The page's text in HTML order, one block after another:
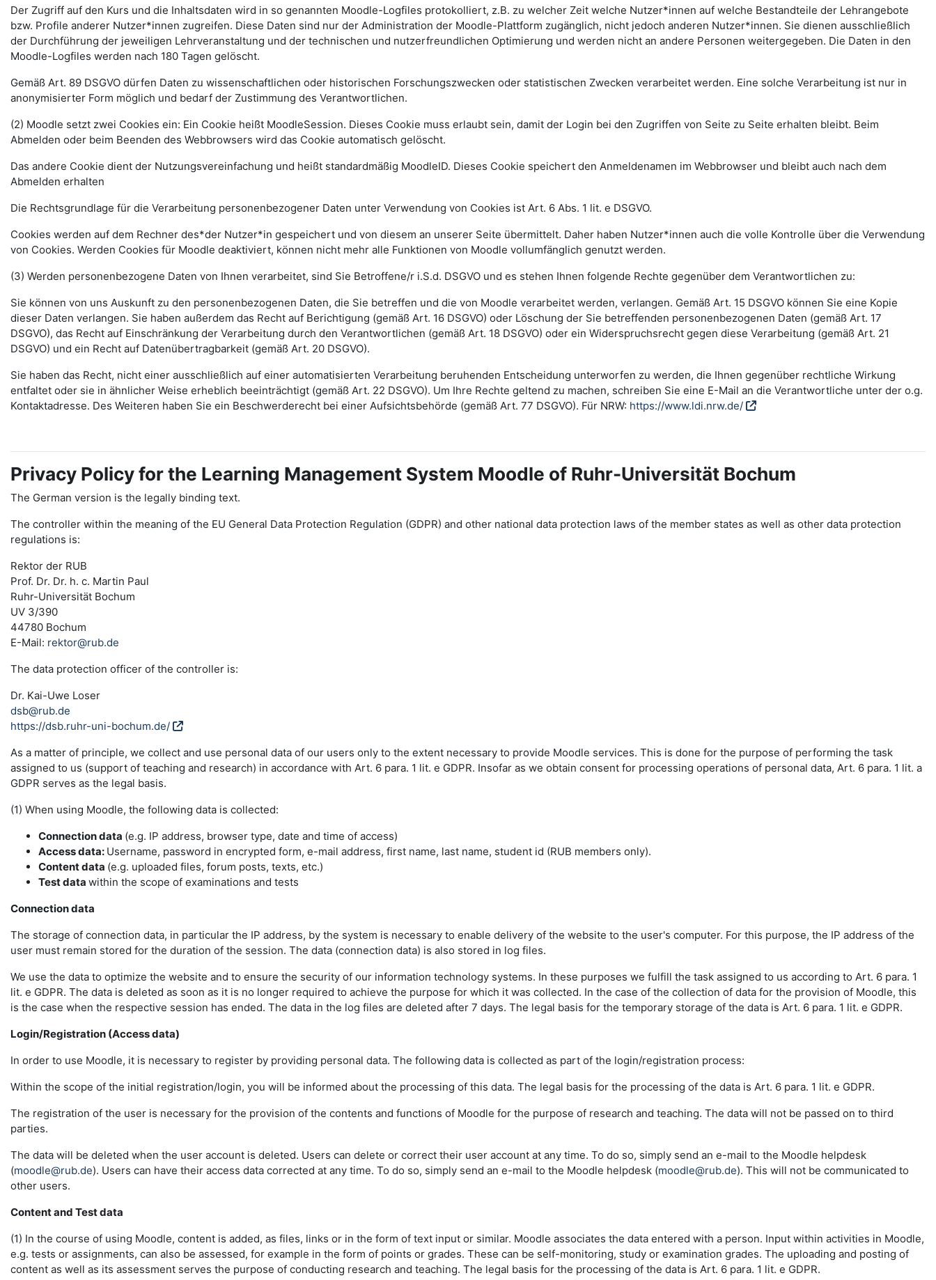
Der Zugriff auf den Kurs und die Inhaltsdaten wird in so genannten Moodle-Logfiles protokolliert, z.B. zu welcher Zeit welche Nutzer*innen auf welche Bestandteile der Lehrangebote
bzw. Profile anderer Nutzer*innen zugreifen. Diese Daten sind nur der Administration der Moodle-Plattform zugänglich, nicht jedoch anderen Nutzer*innen. Sie dienen ausschließlich
der Durchführung der jeweiligen Lehrveranstaltung und der technischen und nutzerfreundlichen Optimierung und werden nicht an andere Personen weitergegeben. Die Daten in den
Moodle-Logfiles werden nach 180 Tagen gelöscht.
Gemäß Art. 89 DSGVO dürfen Daten zu wissenschaftlichen oder historischen Forschungszwecken oder statistischen Zwecken verarbeitet werden. Eine solche Verarbeitung ist nur in
anonymisierter Form möglich und bedarf der Zustimmung des Verantwortlichen.
(2) Moodle setzt zwei Cookies ein: Ein Cookie heißt MoodleSession. Dieses Cookie muss erlaubt sein, damit der Login bei den Zugriffen von Seite zu Seite erhalten bleibt. Beim
Abmelden oder beim Beenden des Webbrowsers wird das Cookie automatisch gelöscht.
Das andere Cookie dient der Nutzungsvereinfachung und heißt standardmäßig MoodleID. Dieses Cookie speichert den Anmeldenamen im Webbrowser und bleibt auch nach dem
Abmelden erhalten
Die Rechtsgrundlage für die Verarbeitung personenbezogener Daten unter Verwendung von Cookies ist Art. 6 Abs. 1 lit. e DSGVO.
Cookies werden auf dem Rechner des*der Nutzer*in gespeichert und von diesem an unserer Seite übermittelt. Daher haben Nutzer*innen auch die volle Kontrolle über die Verwendung
von Cookies. Werden Cookies für Moodle deaktiviert, können nicht mehr alle Funktionen von Moodle vollumfänglich genutzt werden.
(3) Werden personenbezogene Daten von Ihnen verarbeitet, sind Sie Betroffene/r i.S.d. DSGVO und es stehen Ihnen folgende Rechte gegenüber dem Verantwortlichen zu:
Sie können von uns Auskunft zu den personenbezogenen Daten, die Sie betreffen und die von Moodle verarbeitet werden, verlangen. Gemäß Art. 15 DSGVO können Sie eine Kopie
dieser Daten verlangen. Sie haben außerdem das Recht auf Berichtigung (gemäß Art. 16 DSGVO) oder Löschung der Sie betreffenden personenbezogenen Daten (gemäß Art. 17
DSGVO), das Recht auf Einschränkung der Verarbeitung durch den Verantwortlichen (gemäß Art. 18 DSGVO) oder ein Widerspruchsrecht gegen diese Verarbeitung (gemäß Art. 21
DSGVO) und ein Recht auf Datenübertragbarkeit (gemäß Art. 20 DSGVO).
Sie haben das Recht, nicht einer ausschließlich auf einer automatisierten Verarbeitung beruhenden Entscheidung unterworfen zu werden, die Ihnen gegenüber rechtliche Wirkung
entfaltet oder sie in ähnlicher Weise erheblich beeinträchtigt (gemäß Art. 22 DSGVO). Um Ihre Rechte geltend zu machen, schreiben Sie eine E-Mail an die Verantwortliche unter der o.g.
Kontaktadresse. Des Weiteren haben Sie ein Beschwerderecht bei einer Aufsichtsbehörde (gemäß Art. 77 DSGVO). Für NRW: https://www.ldi.nrw.de/
Privacy Policy for the Learning Management System Moodle of Ruhr-Universität Bochum
The German version is the legally binding text.
The controller within the meaning of the EU General Data Protection Regulation (GDPR) and other national data protection laws of the member states as well as other data protection
regulations is:
Rektor der RUB
Prof. Dr. Dr. h. c. Martin Paul
Ruhr-Universität Bochum
UV 3/390
44780 Bochum
E-Mail: rektor@rub.de
The data protection officer of the controller is:
Dr. Kai-Uwe Loser
dsb@rub.de
https://dsb.ruhr-uni-bochum.de/
As a matter of principle, we collect and use personal data of our users only to the extent necessary to provide Moodle services. This is done for the purpose of performing the task
assigned to us (support of teaching and research) in accordance with Art. 6 para. 1 lit. e GDPR. Insofar as we obtain consent for processing operations of personal data, Art. 6 para. 1 lit. a
GDPR serves as the legal basis.
(1) When using Moodle, the following data is collected:
Connection data (e.g. IP address, browser type, date and time of access)
Access data: Username, password in encrypted form, e-mail address, first name, last name, student id (RUB members only).
Content data (e.g. uploaded files, forum posts, texts, etc.)
Test data within the scope of examinations and tests
Connection data
The storage of connection data, in particular the IP address, by the system is necessary to enable delivery of the website to the user's computer. For this purpose, the IP address of the
user must remain stored for the duration of the session. The data (connection data) is also stored in log files.
We use the data to optimize the website and to ensure the security of our information technology systems. In these purposes we fulfill the task assigned to us according to Art. 6 para. 1
lit. e GDPR. The data is deleted as soon as it is no longer required to achieve the purpose for which it was collected. In the case of the collection of data for the provision of Moodle, this
is the case when the respective session has ended. The data in the log files are deleted after 7 days. The legal basis for the temporary storage of the data is Art. 6 para. 1 lit. e GDPR.
Login/Registration (Access data)
In order to use Moodle, it is necessary to register by providing personal data. The following data is collected as part of the login/registration process:
Within the scope of the initial registration/login, you will be informed about the processing of this data. The legal basis for the processing of the data is Art. 6 para. 1 lit. e GDPR.
The registration of the user is necessary for the provision of the contents and functions of Moodle for the purpose of research and teaching. The data will not be passed on to third
parties.
The data will be deleted when the user account is deleted. Users can delete or correct their user account at any time. To do so, simply send an e-mail to the Moodle helpdesk
(moodle@rub.de). Users can have their access data corrected at any time. To do so, simply send an e-mail to the Moodle helpdesk (moodle@rub.de). This will not be communicated to
other users.
Content and Test data
(1) In the course of using Moodle, content is added, as files, links or in the form of text input or similar. Moodle associates the data entered with a person. Input within activities in Moodle,
e.g. tests or assignments, can also be assessed, for example in the form of points or grades. These can be self-monitoring, study or examination grades. The uploading and posting of
content as well as its assessment serves the purpose of conducting research and teaching. The legal basis for the processing of the data is Art. 6 para. 1 lit. e GDPR.